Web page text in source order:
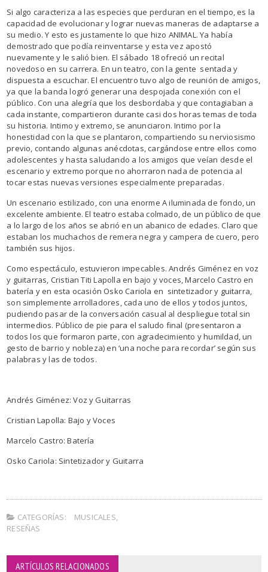
Si algo caracteriza a las especies que perduran en el tiempo, es la
capacidad de evolucionar y lograr nuevas maneras de adaptarse a
su medio. Y esto es justamente lo que hizo ANIMAL. Ya había
demostrado que podía reinventarse y esta vez apostó
nuevamente y le salió bien. El sábado 18 ofreció un recital
novedoso en su carrera. En un teatro, con la gente sentada y
dispuesta a escuchar. El encuentro tuvo algo de reunión de amigos,
ya que la banda logró generar una despojada conexión con el
público. Con una alegría que los desbordaba y que contagiaban a
cada instante, compartieron durante casi dos horas temas de toda
su historia. Intimo y extremo, se anunciaron. Intimo por la
honestidad con la que se plantaron, compartiendo su nerviosismo
previo, contando algunas anécdotas, cargándose entre ellos como
adolescentes y hasta saludando a los amigos que veían desde el
escenario y extremo porque no ahorraron nada de potencia al
tocar estas nuevas versiones especialmente preparadas.
Un escenario estilizado, con una enorme A iluminada de fondo, un
excelente ambiente. El teatro estaba colmado, de un público de que
a lo largo de los años se abrió en un abanico de edades. Claro que
estaban los muchachos de remera negra y campera de cuero, pero
también sus hijos.
Como espectáculo, estuvieron impecables. Andrés Giménez en voz
y guitarras, Cristian Titi Lapolla en bajo y voces, Marcelo Castro en
batería y en esta ocasión Osko Cariola en sintetizador y guitarra,
son simplemente arrolladores, cada uno de ellos y todos juntos,
pudiendo pasar de la conversación casual al despliegue total sin
intermedios. Público de pie para el saludo final (presentaron a
todos los que formaron parte, con agradecimiento y humildad, un
gesto de barrio y nobleza) en ‘una noche para recordar’ según sus
palabras y las de todos.
Andrés Giménez: Voz y Guitarras
Cristian Lapolla: Bajo y Voces
Marcelo Castro: Batería
Osko Cariola: Sintetizador y Guitarra
CATEGORÍAS: MUSICALES,
RESEÑAS
ARTÍCULOS RELACIONADOS